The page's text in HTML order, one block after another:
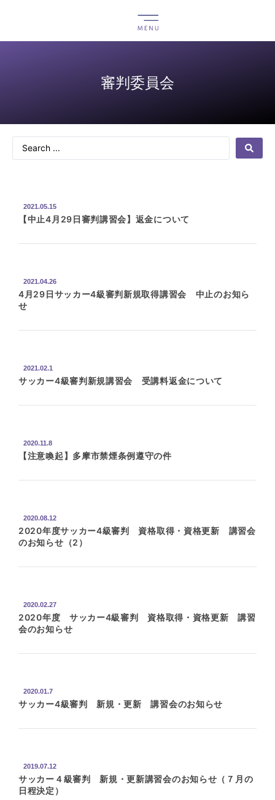
審判委員会
2021.05.15
【中止4月29日審判講習会】返金について
2021.04.26
4月29日サッカー4級審判新規取得講習会 中止のお知ら
せ
2021.02.1
サッカー4級審判新規講習会 受講料返金について
2020.11.8
【注意喚起】多摩市禁煙条例遵守の件
2020.08.12
2020年度サッカー4級審判 資格取得・資格更新 講習会
のお知らせ（2）
2020.02.27
2020年度 サッカー4級審判 資格取得・資格更新 講習
会のお知らせ
2020.01.7
サッカー4級審判 新規・更新 講習会のお知らせ
2019.07.12
サッカー４級審判 新規・更新講習会のお知らせ（７月の
日程決定）